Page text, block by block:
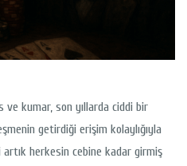
ve kumar, son yıllarda ciddi bir
getirdiği erişim kolaylığıyla
herkesin cebine kadar girmiş